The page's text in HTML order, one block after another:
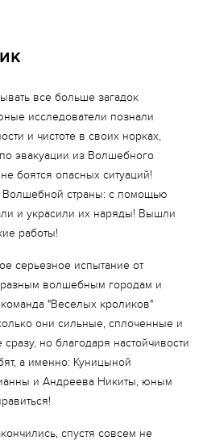
все больше загадок
исследователи познали
и чистоте в своих норках,
эвакуации из Волшебного
боятся опасных ситуаций!
Волшебной страны: с помощью
и украсили их наряды! Вышли
работы!
серьезное испытание от
волшебным городам и
"Веселых кроликов"
они сильные, сплоченные и
но благодаря настойчивости
а именно: Куницыной
и Андреева Никиты, юным
спустя совсем не